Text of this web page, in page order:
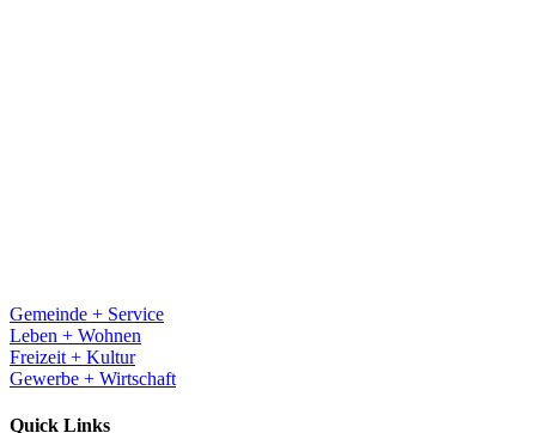
Gemeinde + Service
Leben + Wohnen
Freizeit + Kultur
Gewerbe + Wirtschaft
Quick Links